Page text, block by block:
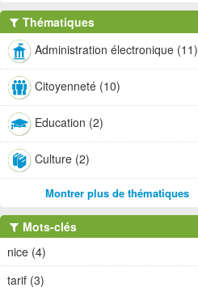
Thématiques
Administration électronique (11)
Citoyenneté (10)
Education (2)
Culture (2)
Montrer plus de thématiques
Mots-clés
nice (4)
tarif (3)